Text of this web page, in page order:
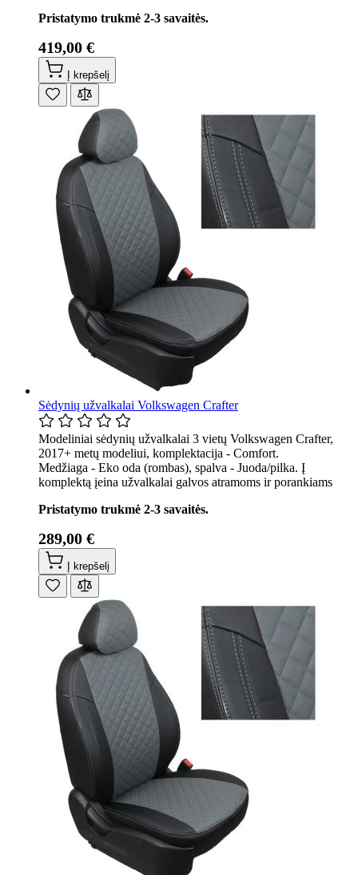
Pristatymo trukmė 2-3 savaitės.
419,00 €
Į krepšelį
Sėdynių užvalkalai Volkswagen Crafter
Modeliniai sėdynių užvalkalai 3 vietų Volkswagen Crafter,
2017+ metų modeliui, komplektacija - Comfort.
Medžiaga - Eko oda (rombas), spalva - Juoda/pilka. Į
komplektą įeina užvalkalai galvos atramoms ir porankiams
Pristatymo trukmė 2-3 savaitės.
289,00 €
Į krepšelį